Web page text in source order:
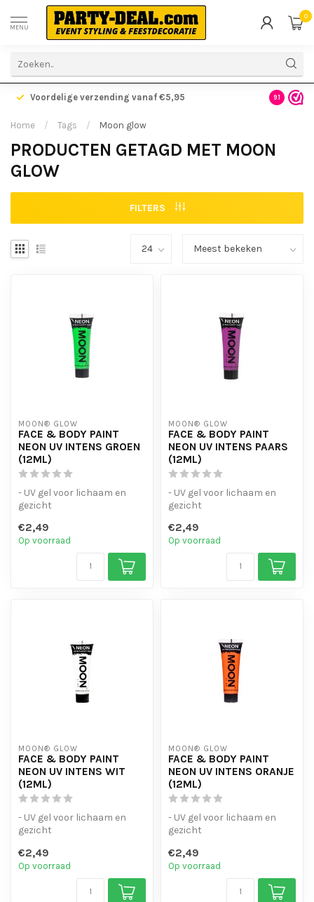
MENU
0
Voordelige verzending vanaf €5,95 Gratis
9.1
Home / Tags / Moon glow
PRODUCTEN GETAGD MET MOON
GLOW
FILTERS
MOON® GLOW
FACE & BODY PAINT
NEON UV INTENS GROEN
(12ML)
- UV gel voor lichaam en
gezicht
scala aan kleuren.
€2,49
Op voorraad
MOON® GLOW
FACE & BODY PAINT
NEON UV INTENS PAARS
(12ML)
- UV gel voor lichaam en
gezicht
scala aan kleuren.
€2,49
Op voorraad
MOON® GLOW
FACE & BODY PAINT
NEON UV INTENS WIT
(12ML)
- UV gel voor lichaam en
gezicht
scala aan kleuren.
€2,49
Op voorraad
MOON® GLOW
FACE & BODY PAINT
NEON UV INTENS ORANJE
(12ML)
- UV gel voor lichaam en
gezicht
scala aan kleuren.
€2,49
Op voorraad